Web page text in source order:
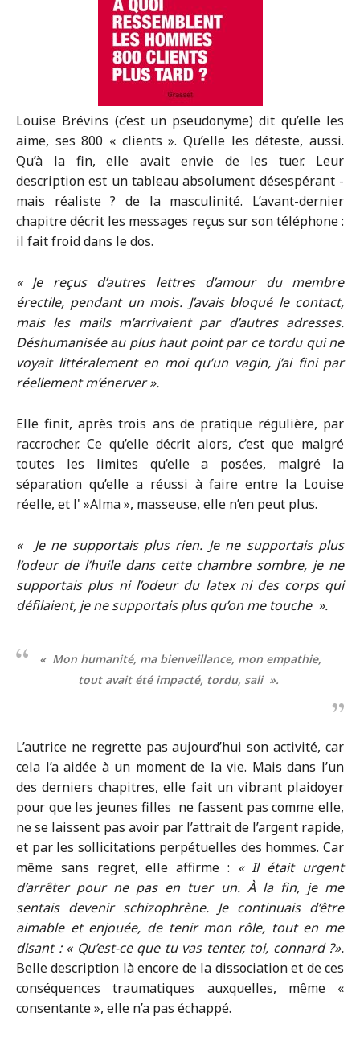
Louise Brévins (c’est un pseudonyme) dit qu’elle les
aime, ses 800 « clients ». Qu’elle les déteste, aussi.
Qu’à la fin, elle avait envie de les tuer. Leur
description est un tableau absolument désespérant -
mais réaliste ? de la masculinité. L’avant-dernier
chapitre décrit les messages reçus sur son téléphone :
il fait froid dans le dos.
« Je reçus d’autres lettres d’amour du membre
érectile, pendant un mois. J’avais bloqué le contact,
mais les mails m’arrivaient par d’autres adresses.
Déshumanisée au plus haut point par ce tordu qui ne
voyait littéralement en moi qu’un vagin, j’ai fini par
réellement m’énerver ».
Elle finit, après trois ans de pratique régulière, par
raccrocher. Ce qu’elle décrit alors, c’est que malgré
toutes les limites qu’elle a posées, malgré la
séparation qu’elle a réussi à faire entre la Louise
réelle, et l' »Alma », masseuse, elle n’en peut plus.
« Je ne supportais plus rien. Je ne supportais plus
l’odeur de l’huile dans cette chambre sombre, je ne
supportais plus ni l’odeur du latex ni des corps qui
défilaient, je ne supportais plus qu’on me touche ».
« Mon humanité, ma bienveillance, mon empathie,
tout avait été impacté, tordu, sali ».
L’autrice ne regrette pas aujourd’hui son activité, car
cela l’a aidée à un moment de la vie. Mais dans l’un
des derniers chapitres, elle fait un vibrant plaidoyer
pour que les jeunes filles ne fassent pas comme elle,
ne se laissent pas avoir par l’attrait de l’argent rapide,
et par les sollicitations perpétuelles des hommes. Car
même sans regret, elle affirme : « Il était urgent
d’arrêter pour ne pas en tuer un. À la fin, je me
sentais devenir schizophrène. Je continuais d’être
aimable et enjouée, de tenir mon rôle, tout en me
disant : « Qu’est-ce que tu vas tenter, toi, connard ?».
Belle description là encore de la dissociation et de ces
conséquences traumatiques auxquelles, même «
consentante », elle n’a pas échappé.